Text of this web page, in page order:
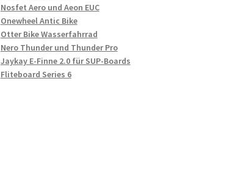
Nosfet Aero und Aeon EUC
Onewheel Antic Bike
Otter Bike Wasserfahrrad
Nero Thunder und Thunder Pro
Jaykay E-Finne 2.0 für SUP-Boards
Fliteboard Series 6